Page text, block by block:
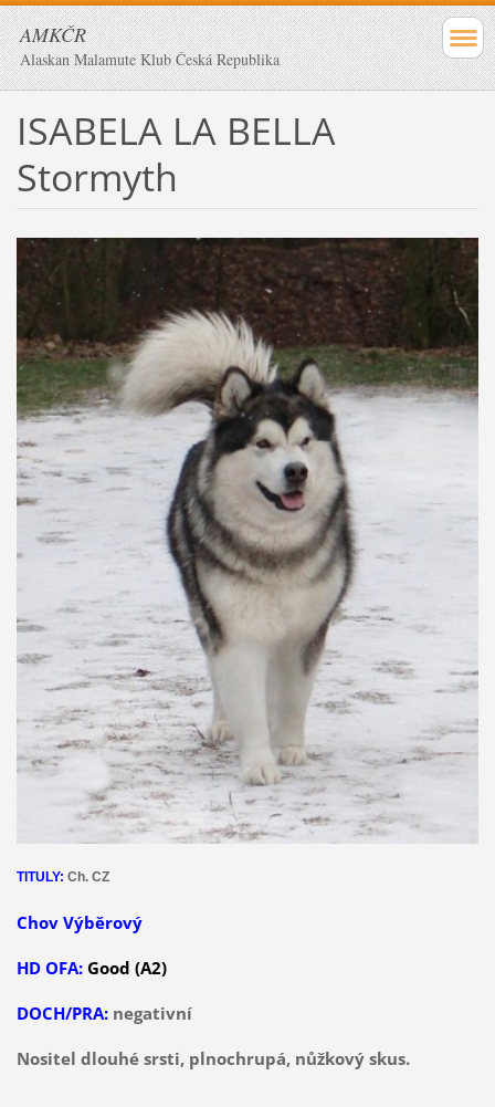
AMKČR
Alaskan Malamute Klub Česká Republika
ISABELA LA BELLA
Stormyth
TITULY: Ch. CZ
Chov Výběrový
HD OFA: Good (A2)
DOCH/PRA: negativní
Nositel dlouhé srsti, plnochrupá, nůžkový skus.